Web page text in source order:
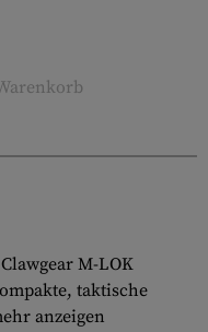
M-LOK
taktische
anzeigen